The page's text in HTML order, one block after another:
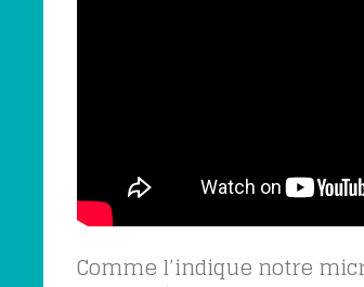
Comme l’indique notre